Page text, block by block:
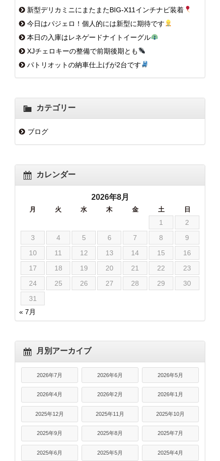
新型デリカミニにまたまたBIG-X11インチナビ装着
今日はパジェロ！個人的には新型に期待です
本日の入庫はレネゲードナイトイーグル
XJチェロキーの整備で前期後期とも
パトリオットの納車仕上げが2台です
カテゴリー
ブログ
カレンダー
2026年8月
月 火 水 木 金 土 日
1
2
3
4 5 6 7 8
9
10
11 12 13 14 15
16
17
18 19 20 21 22
23
24
25 26 27 28 29
30
31
« 7月
月別アーカイブ
2026年7月 2026年6月 2026年5月
2026年4月 2026年2月 2026年1月
2025年12月 2025年11月 2025年10月
2025年9月 2025年8月 2025年7月
2025年6月 2025年5月 2025年4月